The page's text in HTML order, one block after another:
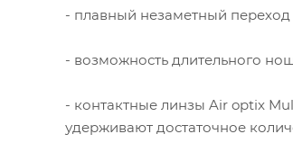
- плавный незаметный переход
- возможность длительного
- контактные линзы Air optix
удерживают достаточное